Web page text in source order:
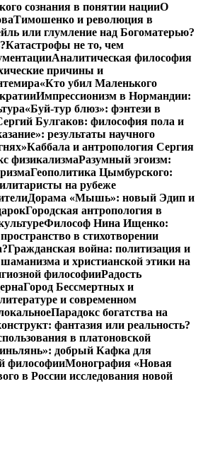
сознания в понятии нацииО
Тимошенко и революция в
или глумление над Богоматерью?
Катастрофы не то, чем
Аналитическая философия
причины и
«Кто убил Маленького
Импрессионизм в Нормандии:
«Буй-тур блюз»: фэнтези в
Булгаков: философия пола и
результаты научного
Каббала и антропология Сергия
физикализмаРазумный эгоизм:
Геополитика Цымбурского:
на рубеже
Дорама «Мышь»: новый Эдип и
Городская антропология в
Философ Нина Ищенко:
в стихотворении
Гражданская война: политизация и
и христианской этики на
философииРадость
Город Бессмертных и
и современном
Парадокс богатства на
фантазия или реальность?
в платоновской
добрый Кафка для
философииМонография «Новая
в России исследования новой